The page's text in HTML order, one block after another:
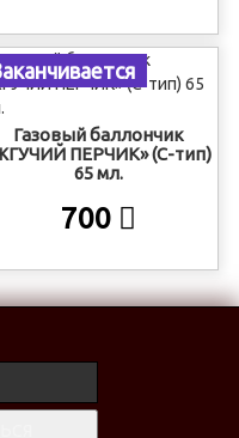
Газовый баллончик
ПЕРЧИК» (С-тип)
65 мл.
700